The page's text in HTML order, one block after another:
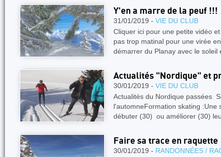
Y'en a marre de la peuf !!!
31/01/2019 - VIE DU CLUB
Cliquer ici pour une petite vidéo
pas trop matinal pour une virée
démarrer du Planay avec le soleil
Actualités "Nordique" et
30/01/2019 - VIE DU CLUB
Actualités du Nordique passées
l'automneFormation skating :Une
débuter (30) ou améliorer (30)
Faire sa trace en raquette
30/01/2019 - RANDONNÉES /